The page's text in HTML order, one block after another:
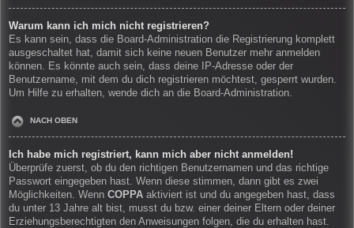
Warum kann ich mich nicht registrieren?
Es kann sein, dass die Board-Administration die Registrierung komplett
ausgeschaltet hat, damit sich keine neuen Benutzer mehr anmelden
können. Es könnte auch sein, dass deine IP-Adresse oder der
Benutzername, mit dem du dich registrieren möchtest, gesperrt wurden.
Um Hilfe zu erhalten, wende dich an die Board-Administration.
NACH OBEN
Ich habe mich registriert, kann mich aber nicht anmelden!
Überprüfe zuerst, ob du den richtigen Benutzernamen und das richtige
Passwort eingegeben hast. Wenn diese stimmen, dann gibt es zwei
Möglichkeiten. Wenn COPPA aktiviert ist und du angegeben hast, dass
du unter 13 Jahre alt bist, musst du bzw. einer deiner Eltern oder deiner
Erziehungsberechtigten den Anweisungen folgen, die du erhalten hast.